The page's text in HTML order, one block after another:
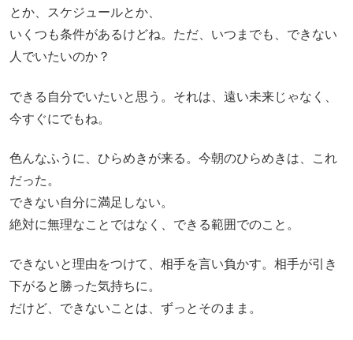
とか、スケジュールとか、
いくつも条件があるけどね。ただ、いつまでも、できない
人でいたいのか？
できる自分でいたいと思う。それは、遠い未来じゃなく、
今すぐにでもね。
色んなふうに、ひらめきが来る。今朝のひらめきは、これ
だった。
できない自分に満足しない。
絶対に無理なことではなく、できる範囲でのこと。
できないと理由をつけて、相手を言い負かす。相手が引き
下がると勝った気持ちに。
だけど、できないことは、ずっとそのまま。